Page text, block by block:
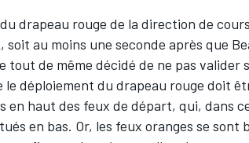
drapeau rouge de la direction de
soit au moins une seconde après que
de même décidé de ne pas valider
déploiement du drapeau rouge doit
en haut des feux de départ, qui, dans
en bas. Or, les feux oranges se sont